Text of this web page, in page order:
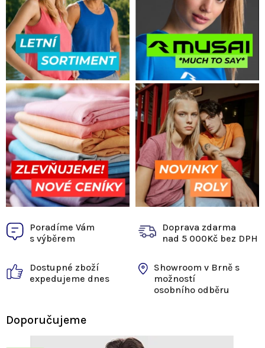
m
o
b
c
h
o
d
ě
Poradíme Vám
s výběrem
Doprava zdarma
nad 5 000Kč bez DPH
Dostupné zboží
expedujeme dnes
Showroom v Brně s
možností
osobního odběru
Doporučujeme